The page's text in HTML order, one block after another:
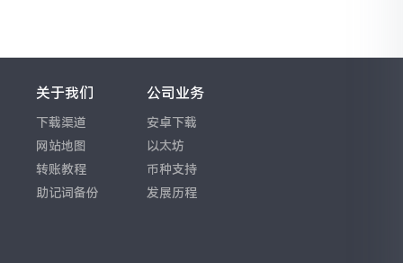
关于我们
下载渠道
网站地图
转账教程
助记词备份
公司业务
安卓下载
以太坊
币种支持
发展历程